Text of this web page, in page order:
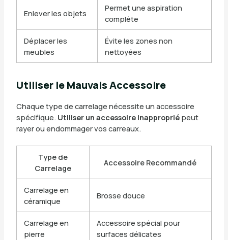
Enlever les objets
Permet une aspiration
complète
Déplacer les
meubles
Évite les zones non
nettoyées
Utiliser le Mauvais Accessoire
Chaque type de carrelage nécessite un accessoire
spécifique. Utiliser un accessoire inappropriépeut
rayer ou endommager vos carreaux.
Type de
Carrelage
Accessoire Recommandé
Carrelage en
céramique
Brosse douce
Carrelage en
pierre
Accessoire spécial pour
surfaces délicates